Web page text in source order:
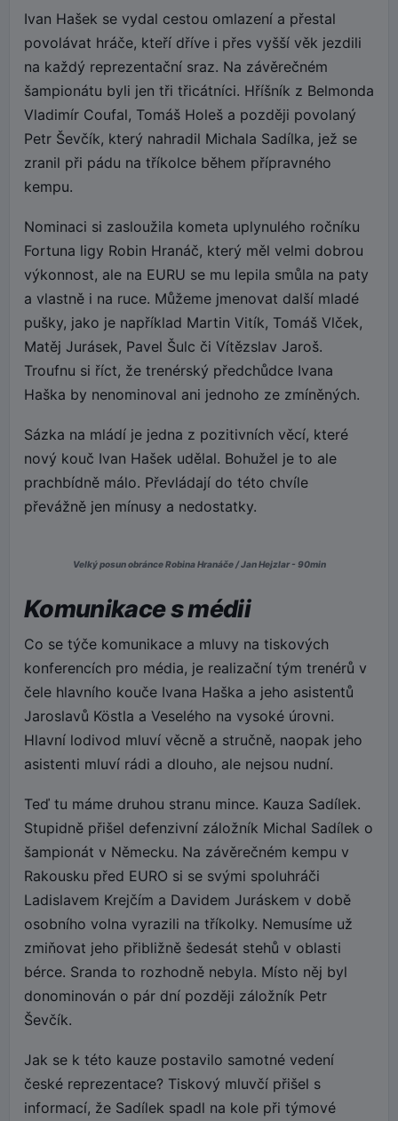
Ivan Hašek se vydal cestou omlazení a přestal
povolávat hráče, kteří dříve i přes vyšší věk jezdili
na každý reprezentační sraz. Na závěrečném
šampionátu byli jen tři třicátníci. Hříšník z Belmonda
Vladimír Coufal, Tomáš Holeš a později povolaný
Petr Ševčík, který nahradil Michala Sadílka, jež se
zranil při pádu na tříkolce během přípravného
kempu.
Nominaci si zasloužila kometa uplynulého ročníku
Fortuna ligy Robin Hranáč, který měl velmi dobrou
výkonnost, ale na EURU se mu lepila smůla na paty
a vlastně i na ruce. Můžeme jmenovat další mladé
pušky, jako je například Martin Vitík, Tomáš Vlček,
Matěj Jurásek, Pavel Šulc či Vítězslav Jaroš.
Troufnu si říct, že trenérský předchůdce Ivana
Haška by nenominoval ani jednoho ze zmíněných.
Sázka na mládí je jedna z pozitivních věcí, které
nový kouč Ivan Hašek udělal. Bohužel je to ale
prachbídně málo. Převládají do této chvíle
převážně jen mínusy a nedostatky.
Velký posun obránce Robina Hranáče / Jan Hejzlar - 90min
Komunikace s médii
Co se týče komunikace a mluvy na tiskových
konferencích pro média, je realizační tým trenérů v
čele hlavního kouče Ivana Haška a jeho asistentů
Jaroslavů Köstla a Veselého na vysoké úrovni.
Hlavní lodivod mluví věcně a stručně, naopak jeho
asistenti mluví rádi a dlouho, ale nejsou nudní.
Teď tu máme druhou stranu mince. Kauza Sadílek.
Stupidně přišel defenzivní záložník Michal Sadílek o
šampionát v Německu. Na závěrečném kempu v
Rakousku před EURO si se svými spoluhráči
Ladislavem Krejčím a Davidem Juráskem v době
osobního volna vyrazili na tříkolky. Nemusíme už
zmiňovat jeho přibližně šedesát stehů v oblasti
bérce. Sranda to rozhodně nebyla. Místo něj byl
donominován o pár dní později záložník Petr
Ševčík.
Jak se k této kauze postavilo samotné vedení
české reprezentace? Tiskový mluvčí přišel s
informací, že Sadílek spadl na kole při týmové